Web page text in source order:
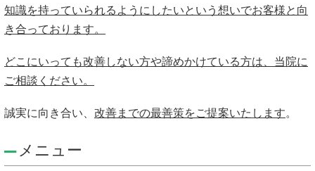
知識を持っていられるようにしたいという想いでお客様と向
き合っております。
どこにいっても改善しない方や諦めかけている方は、当院に
ご相談ください。
誠実に向き合い、 改善までの最善策をご提案いたします。
メニュー